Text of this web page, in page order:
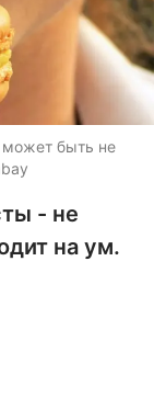
может быть не
- не
на ум.